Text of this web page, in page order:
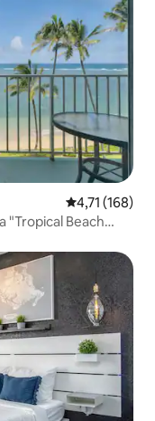
4,71 de uma
4,71 (168)
"Tropical Beach